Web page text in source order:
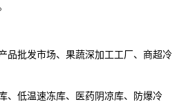
品批发市场、果蔬深加工工厂、商超冷
、低温速冻库、医药阴凉库、防爆冷